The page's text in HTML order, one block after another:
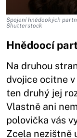
Spojení hnědookých
Shutterstock
Hnědoocí
Na druhou
dvojice ocitne
ten druhý jej
Vlastně ani
polovička vás
Zcela nezištně